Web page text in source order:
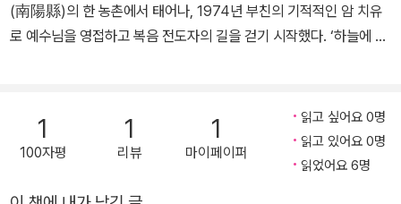
(南陽縣)의 한 농촌에서 태어나, 1974년 부친의 기적적인 암 치유
로 예수님을 영접하고 복음 전도자의 길을 걷기 시작했다. ‘하늘에 속
의 기독교 정책과 타협하지 않고 중국 곳곳을 돌아다니며 복음을 전
하던 그는, 삼자애국운동(중국 공산당의 종교정책을 수행하기 위해
만들어진 애국적 종교 조직)에 가입하기를 거부해 1984년, 중국 공
1
100자평
1
리뷰
1
마이페이퍼
읽고 싶어요 0명
읽고 있어요 0명
읽었어요 6명